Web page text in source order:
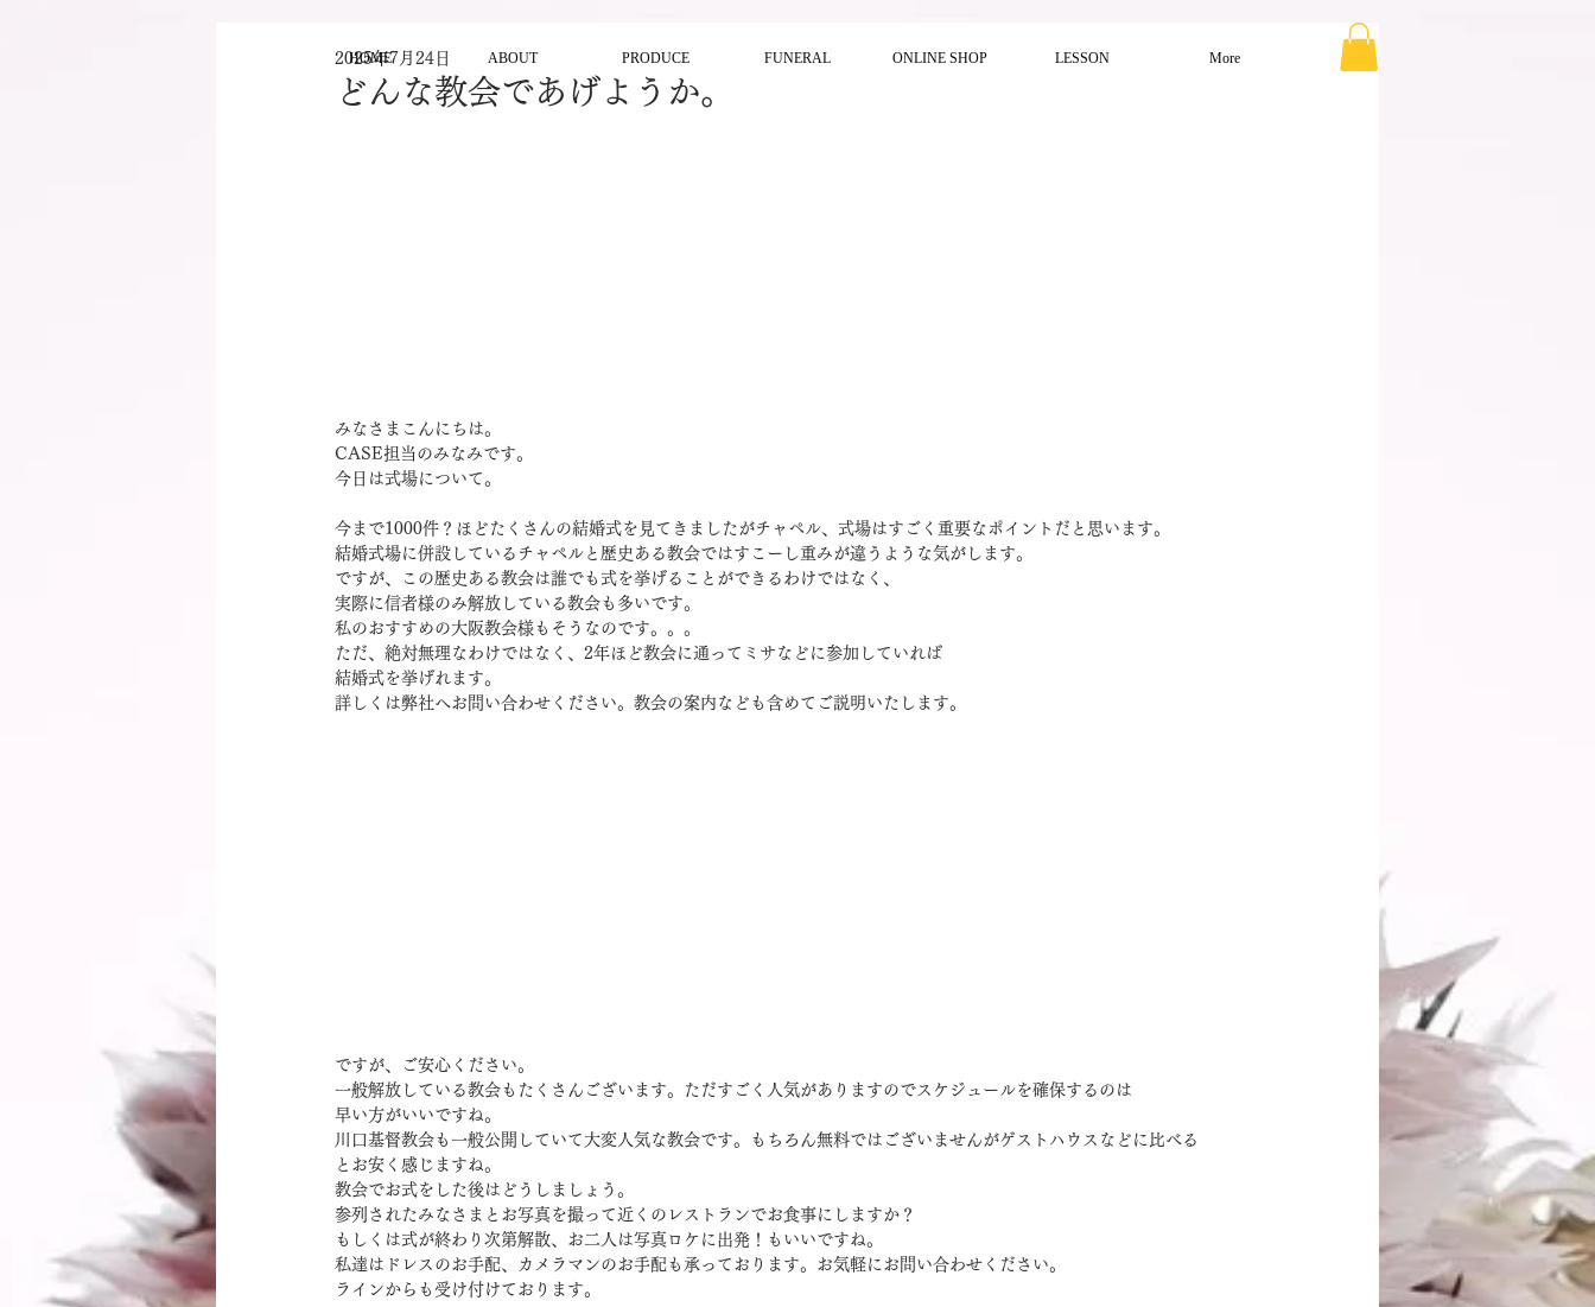
HOME ABOUT PRODUCE FUNERAL ONLINE SHOP LESSON More
どんな教会であげようか。
2025年7月24日
みなさまこんにちは。
CASE担当のみなみです。
今日は式場について。
今まで1000件？ほどたくさんの結婚式を見てきましたがチャペル、式場はすごく重要なポイントだと思います。
結婚式場に併設しているチャペルと歴史ある教会ではすこーし重みが違うような気がします。
ですが、この歴史ある教会は誰でも式を挙げることができるわけではなく、
実際に信者様のみ解放している教会も多いです。
私のおすすめの大阪教会様もそうなのです。。。
ただ、絶対無理なわけではなく、2年ほど教会に通ってミサなどに参加していれば
結婚式を挙げれます。
詳しくは弊社へお問い合わせください。教会の案内なども含めてご説明いたします。
ですが、ご安心ください。
一般解放している教会もたくさんございます。ただすごく人気がありますのでスケジュールを確保するのは
早い方がいいですね。
川口基督教会も一般公開していて大変人気な教会です。もちろん無料ではございませんがゲストハウスなどに比べる
とお安く感じますね。
教会でお式をした後はどうしましょう。
参列されたみなさまとお写真を撮って近くのレストランでお食事にしますか？
もしくは式が終わり次第解散、お二人は写真ロケに出発！もいいですね。
私達はドレスのお手配、カメラマンのお手配も承っております。お気軽にお問い合わせください。
ラインからも受け付けております。